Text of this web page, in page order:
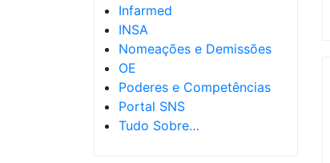
Infarmed
INSA
Nomeações e Demissões
OE
Poderes e Competências
Portal SNS
Tudo Sobre…